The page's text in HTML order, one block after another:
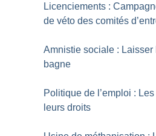
Licenciements :
de véto des comités
Amnistie sociale :
bagne
Politique de l’emploi :
leurs droits